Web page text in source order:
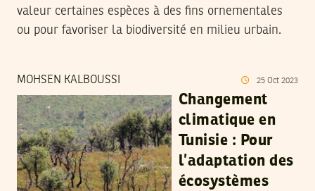
valeur certaines espèces à des fins ornementales
ou pour favoriser la biodiversité en milieu urbain.
MOHSEN KALBOUSSI 25 Oct 2023
Changement
climatique en
Tunisie : Pour
l’adaptation des
écosystèmes